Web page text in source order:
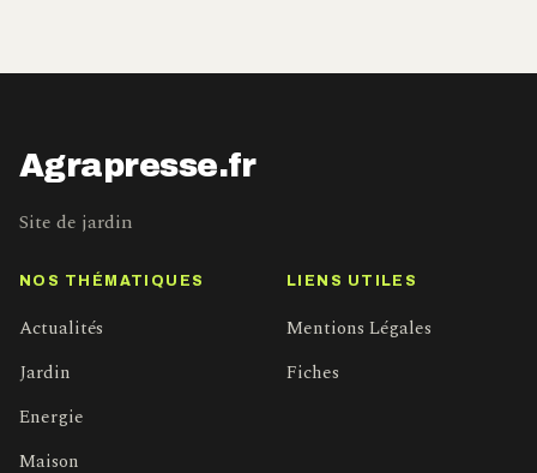
Agrapresse.fr
Site de jardin
NOS THÉMATIQUES
Actualités
Jardin
Energie
Maison
LIENS UTILES
Mentions Légales
Fiches